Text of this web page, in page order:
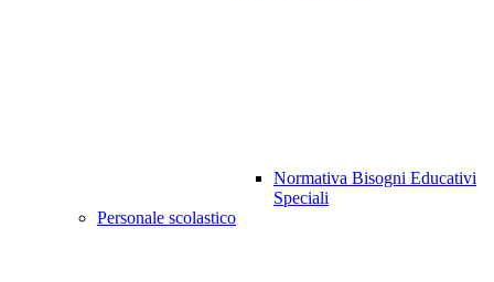
Normativa Bisogni Educativi
Speciali
Personale scolastico